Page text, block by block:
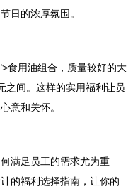
日的浓厚氛围。
食用油组合，质量较好的大
之间。这样的实用福利让员
意和关怀。
满足员工的需求尤为重
的福利选择指南，让你的